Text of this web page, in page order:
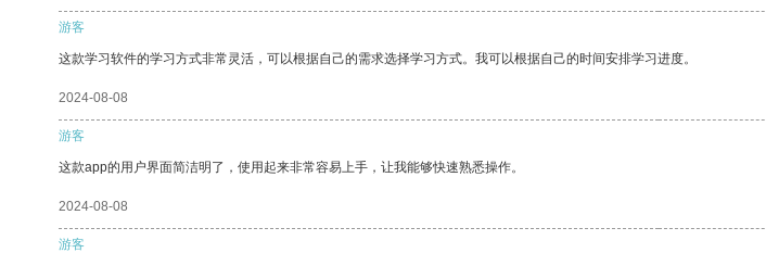
游客
这款学习软件的学习方式非常灵活，可以根据自己的需求选择学习方式。我可以根据自己的时间安排学习进度。
2024-08-08
游客
这款app的用户界面简洁明了，使用起来非常容易上手，让我能够快速熟悉操作。
2024-08-08
游客